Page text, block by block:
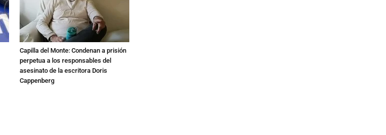
Capilla del Monte: Condenan a prisión
perpetua a los responsables del
asesinato de la escritora Doris
Cappenberg